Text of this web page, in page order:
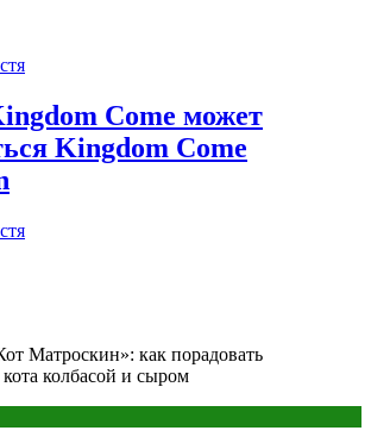
Come может
Kingdom Come
Матроскин»: как порадовать
колбасой и сыром